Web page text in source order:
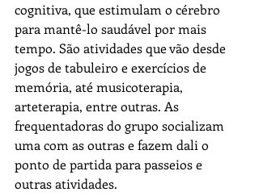
cognitiva, que estimulam o cérebro
para mantê-lo saudável por mais
tempo. São atividades que vão desde
jogos de tabuleiro e exercícios de
memória, até musicoterapia,
arteterapia, entre outras. As
frequentadoras do grupo socializam
uma com as outras e fazem dali o
ponto de partida para passeios e
outras atividades.